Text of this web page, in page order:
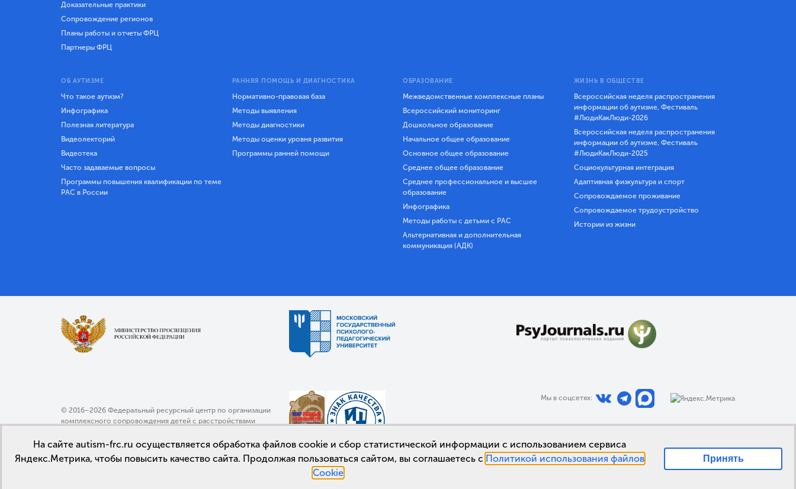
Доказательные практики
Сопровождение регионов
Планы работы и отчеты ФРЦ
Партнеры ФРЦ
ОБ АУТИЗМЕ
Что такое аутизм?
Инфографика
Полезная литература
Видеолекторий
Видеотека
Часто задаваемые вопросы
Программы повышения квалификации по теме
РАС в России
РАННЯЯ ПОМОЩЬ И ДИАГНОСТИКА
Нормативно-правовая база
Методы выявления
Методы диагностики
Методы оценки уровня развития
Программы ранней помощи
ОБРАЗОВАНИЕ
Межведомственные комплексные планы
Всероссийский мониторинг
Дошкольное образование
Начальное общее образование
Основное общее образование
Среднее общее образование
Среднее профессиональное и высшее
образование
Инфографика
Методы работы с детьми с РАС
Альтернативная и дополнительная
коммуникация (АДК)
ЖИЗНЬ В ОБЩЕСТВЕ
Всероссийская неделя распространения
информации об аутизме, Фестиваль
#ЛюдиКакЛюди-2026
Всероссийская неделя распространения
информации об аутизме, Фестиваль
#ЛюдиКакЛюди-2025
Социокультурная интеграция
Адаптивная физкультура и спорт
Сопровождаемое проживание
Сопровождаемое трудоустройство
Истории из жизни
© 2016–2026 Федеральный ресурсный центр по организации
комплексного сопровождения детей с расстройствами
Политика конфиденциальности
Пользовательское соглашение
Мы в соцсетях:
На сайте autism-frc.ru осуществляется обработка файлов cookie и сбор статистической информации с использованием сервиса
Яндекс.Метрика, чтобы повысить качество сайта. Продолжая пользоваться сайтом, вы соглашаетесь с Политикой использования файлов
Cookie
Принять